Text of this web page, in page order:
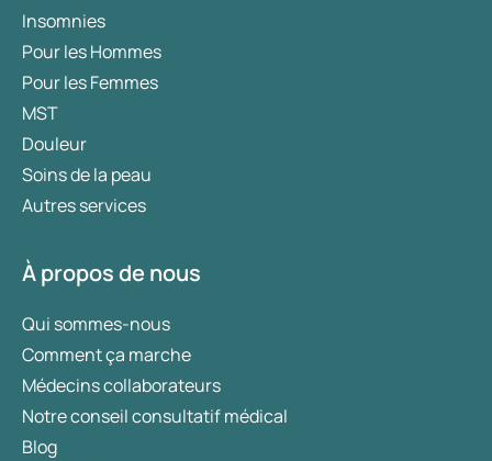
Insomnies
Pour les Hommes
Pour les Femmes
MST
Douleur
Soins de la peau
Autres services
À propos de nous
Qui sommes-nous
Comment ça marche
Médecins collaborateurs
Notre conseil consultatif médical
Blog